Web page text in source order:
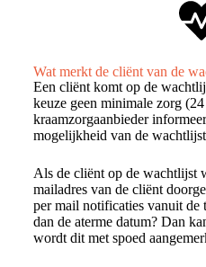
Wat merkt de cliënt van de
Een cliënt komt op de
keuze geen minimale zorg
kraamzorgaanbieder
mogelijkheid van de
Als de cliënt op de wachtlijst
mailadres van de cliënt
per mail notificaties vanuit de
dan de aterme datum? Dan
wordt dit met spoed